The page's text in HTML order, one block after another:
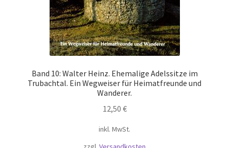
Band 10: Walter Heinz. Ehemalige Adelssitze im
Trubachtal. Ein Wegweiser für Heimatfreunde und
Wanderer.
12,50 €
inkl. MwSt.